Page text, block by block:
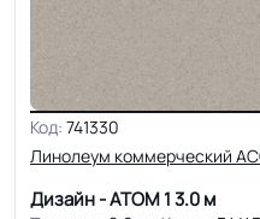
Код: 741330
Линолеум коммерческий
Дизайн - АТОМ 13.0 м